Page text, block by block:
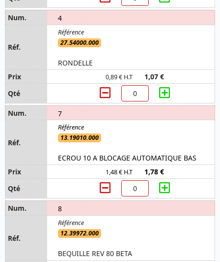
4
27.54000.000
RONDELLE
0,89 € H.T 1,07 €
7
13.19010.000
ECROU 10 A BLOCAGE AUTOMATIQUE BAS
1,48 € H.T 1,78 €
8
12.39972.000
BEQUILLE REV 80 BETA